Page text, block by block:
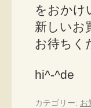
をおかけ
新しいお
お待ちく
hi^-^de
カテゴリー: お